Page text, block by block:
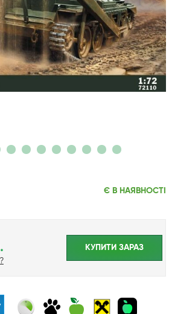
Є В НАЯВНОСТІ
КУПИТИ ЗАРАЗ